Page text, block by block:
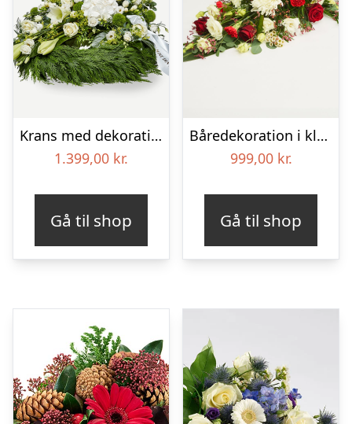
Krans med dekoration i klassisk stil og bånd creme
1.399,00 kr.
Gå til shop
Båredekoration i klassisk stil – rød og hvid
999,00 kr.
Gå til shop